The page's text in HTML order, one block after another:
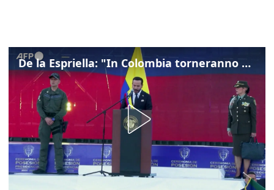
De la Espriella: "In Colombia torneranno ordine, autorità e libertà"